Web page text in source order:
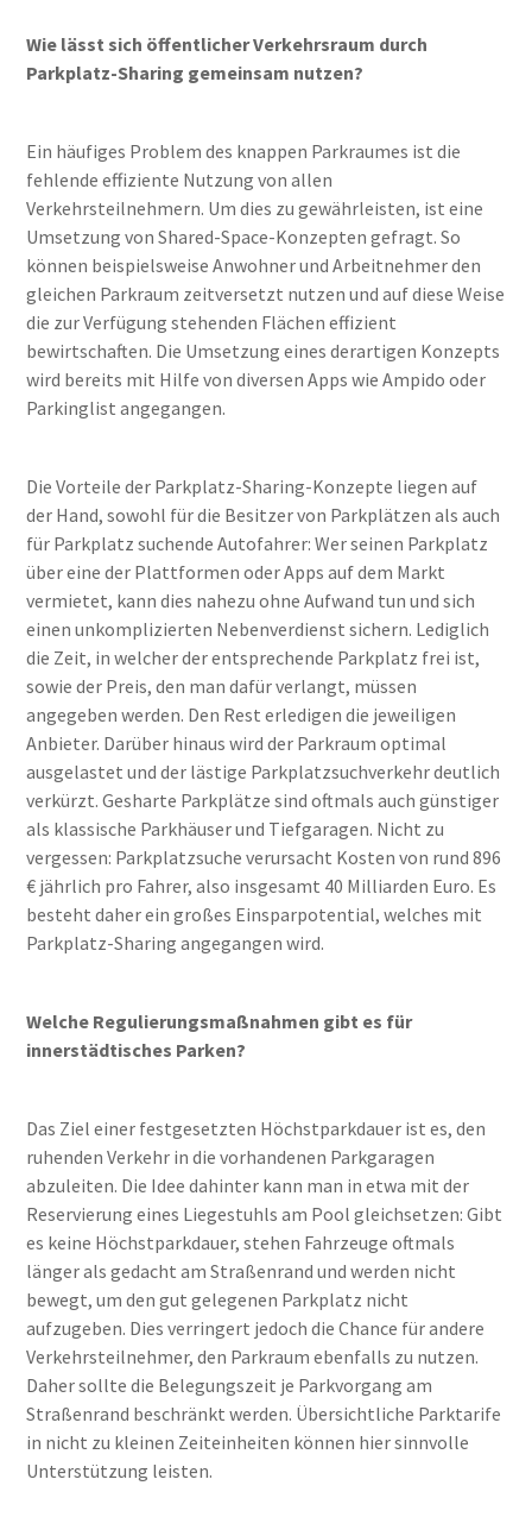
Wie lässt sich öffentlicher Verkehrsraum durch
Parkplatz-Sharing gemeinsam nutzen?
Ein häufiges Problem des knappen Parkraumes ist die
fehlende effiziente Nutzung von allen
Verkehrsteilnehmern. Um dies zu gewährleisten, ist eine
Umsetzung von Shared-Space-Konzepten gefragt. So
können beispielsweise Anwohner und Arbeitnehmer den
gleichen Parkraum zeitversetzt nutzen und auf diese Weise
die zur Verfügung stehenden Flächen effizient
bewirtschaften. Die Umsetzung eines derartigen Konzepts
wird bereits mit Hilfe von diversen Apps wie Ampido oder
Parkinglist angegangen.
Die Vorteile der Parkplatz-Sharing-Konzepte liegen auf
der Hand, sowohl für die Besitzer von Parkplätzen als auch
für Parkplatz suchende Autofahrer: Wer seinen Parkplatz
über eine der Plattformen oder Apps auf dem Markt
vermietet, kann dies nahezu ohne Aufwand tun und sich
einen unkomplizierten Nebenverdienst sichern. Lediglich
die Zeit, in welcher der entsprechende Parkplatz frei ist,
sowie der Preis, den man dafür verlangt, müssen
angegeben werden. Den Rest erledigen die jeweiligen
Anbieter. Darüber hinaus wird der Parkraum optimal
ausgelastet und der lästige Parkplatzsuchverkehr deutlich
verkürzt. Gesharte Parkplätze sind oftmals auch günstiger
als klassische Parkhäuser und Tiefgaragen. Nicht zu
vergessen: Parkplatzsuche verursacht Kosten von rund 896
€ jährlich pro Fahrer, also insgesamt 40 Milliarden Euro. Es
besteht daher ein großes Einsparpotential, welches mit
Parkplatz-Sharing angegangen wird.
Welche Regulierungsmaßnahmen gibt es für
innerstädtisches Parken?
Das Ziel einer festgesetzten Höchstparkdauer ist es, den
ruhenden Verkehr in die vorhandenen Parkgaragen
abzuleiten. Die Idee dahinter kann man in etwa mit der
Reservierung eines Liegestuhls am Pool gleichsetzen: Gibt
es keine Höchstparkdauer, stehen Fahrzeuge oftmals
länger als gedacht am Straßenrand und werden nicht
bewegt, um den gut gelegenen Parkplatz nicht
aufzugeben. Dies verringert jedoch die Chance für andere
Verkehrsteilnehmer, den Parkraum ebenfalls zu nutzen.
Daher sollte die Belegungszeit je Parkvorgang am
Straßenrand beschränkt werden. Übersichtliche Parktarife
in nicht zu kleinen Zeiteinheiten können hier sinnvolle
Unterstützung leisten.